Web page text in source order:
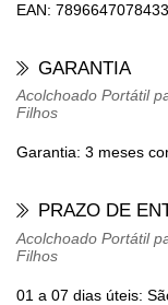
EAN: 7896647078433
GARANTIA
Acolchoado Portátil
Filhos
Garantia: 3 meses
PRAZO DE
Acolchoado Portátil
Filhos
01 a 07 dias úteis: